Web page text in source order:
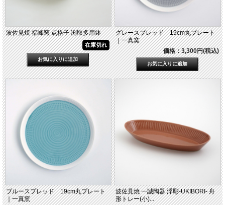
波佐見焼 福峰窯 点格子 渕取多用鉢
在庫切れ
グレースプレッド 19cm丸プレート
｜一真窯
価格：3,300円(税込)
ブルースプレッド 19cm丸プレート
｜一真窯
波佐見焼 一誠陶器 浮彫-UKIBORI- 舟
形トレー(小)...